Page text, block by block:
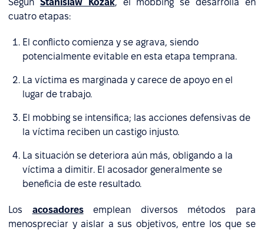
Según Stanislaw Kozak, el mobbing se desarrolla en
cuatro etapas:
El conflicto comienza y se agrava, siendo
potencialmente evitable en esta etapa temprana.
La víctima es marginada y carece de apoyo en el
lugar de trabajo.
El mobbing se intensifica; las acciones defensivas de
la víctima reciben un castigo injusto.
La situación se deteriora aún más, obligando a la
víctima a dimitir. El acosador generalmente se
beneficia de este resultado.
Los acosadoresemplean diversos métodos para
menospreciar y aislar a sus objetivos, entre los que se